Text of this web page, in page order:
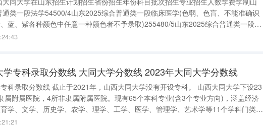
通类一段法学54500/4山东2025综合普通类一段临床医学(色弱、色盲、不能准确识
蓝、紫各种颜色中任意一种颜色者不予录取)255480/5山东2025综合普通类一段中
、不能准确识别红、黄、绿、蓝、紫各种颜色中任意一种颜色者不予录
学专科录取分数线 大同大学分数线 2023年大同大学分数线
西大同大学没有开设专科。 山西大同大学下设23
属附属医院，4所非隶属附属医院。现有65个本科专业(含3个专业方向)，涵盖经济
学、文学、历史学、农学、理学、工学、医学、管理学、艺术学等11个学科门类。
校、特色办学，立足地方，辐射周边，面向全国，服务社会。学校共有3个国家级